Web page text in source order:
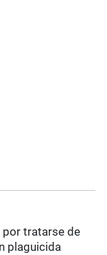
por tratarse de
plaguicida